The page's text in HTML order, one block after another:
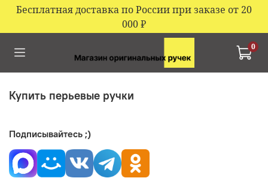
Бесплатная доставка по России при заказе от 20
000₽
0
Купить перьевые ручки
Подписывайтесь ;)